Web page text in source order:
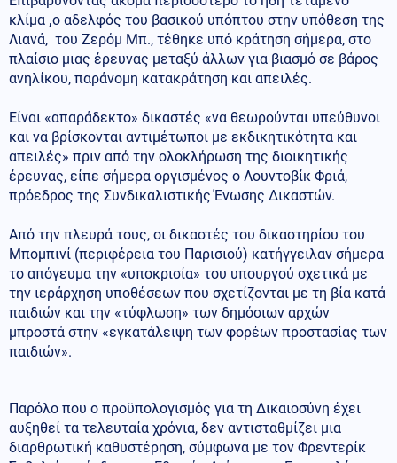
κλίμα ,ο αδελφός του βασικού υπόπτου στην υπόθεση της
Λιανά, του Ζερόμ Μπ., τέθηκε υπό κράτηση σήμερα, στο
πλαίσιο μιας έρευνας μεταξύ άλλων για βιασμό σε βάρος
ανηλίκου, παράνομη κατακράτηση και απειλές.
Είναι «απαράδεκτο» δικαστές «να θεωρούνται υπεύθυνοι
και να βρίσκονται αντιμέτωποι με εκδικητικότητα και
απειλές» πριν από την ολοκλήρωση της διοικητικής
έρευνας, είπε σήμερα οργισμένος ο Λουντοβίκ Φριά,
πρόεδρος της Συνδικαλιστικής Ένωσης Δικαστών.
Από την πλευρά τους, οι δικαστές του δικαστηρίου του
Μπομπινί (περιφέρεια του Παρισιού) κατήγγειλαν σήμερα
το απόγευμα την «υποκρισία» του υπουργού σχετικά με
την ιεράρχηση υποθέσεων που σχετίζονται με τη βία κατά
παιδιών και την «τύφλωση» των δημόσιων αρχών
μπροστά στην «εγκατάλειψη των φορέων προστασίας των
παιδιών».
Παρόλο που ο προϋπολογισμός για τη Δικαιοσύνη έχει
αυξηθεί τα τελευταία χρόνια, δεν αντισταθμίζει μια
διαρθρωτική καθυστέρηση, σύμφωνα με τον Φρεντερίκ